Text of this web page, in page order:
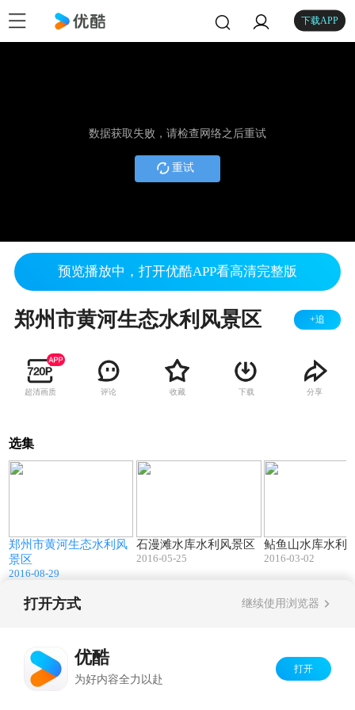
下载APP
数据获取失败，请检查网络之后重试
重试
预览播放中，打开优酷APP看高清完整版
郑州市黄河生态水利风景区 +追
超清画质 评论 收藏 下载 分享
选集
郑州市黄河生态水利风
景区
2016-08-29
石漫滩水库水利风景区
2016-05-25
鲇鱼山水库水利
2016-03-02
打开方式 继续使用浏览器
优酷
为好内容全力以赴
打开